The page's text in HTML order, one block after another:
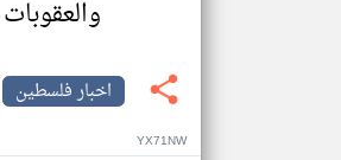
والعقوبات
اخبار فلسطين
YX71NW